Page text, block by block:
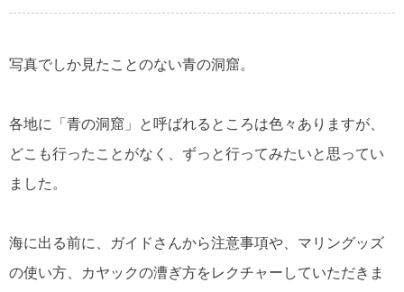
写真でしか見たことのない青の洞窟。
各地に「青の洞窟」と呼ばれるところは色々ありますが、
どこも行ったことがなく、ずっと行ってみたいと思ってい
ました。
海に出る前に、ガイドさんから注意事項や、マリングッズ
の使い方、カヤックの漕ぎ方をレクチャーしていただきま